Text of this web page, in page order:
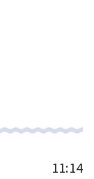
11:14